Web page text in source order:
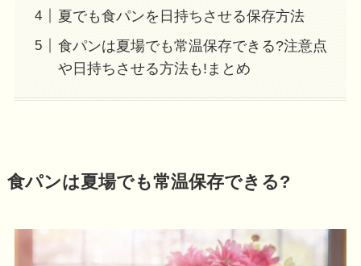
夏でも食パンを日持ちさせる保存方法
食パンは夏場でも常温保存できる?注意点
や日持ちさせる方法も!まとめ
食パンは夏場でも常温保存できる?